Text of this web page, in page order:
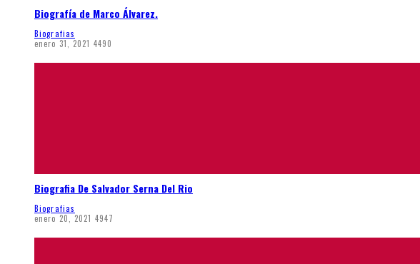
Biografía de Marco Álvarez.
Biografias
enero 31, 2021 4490
Biografia De Salvador Serna Del Rio
Biografias
enero 20, 2021 4947